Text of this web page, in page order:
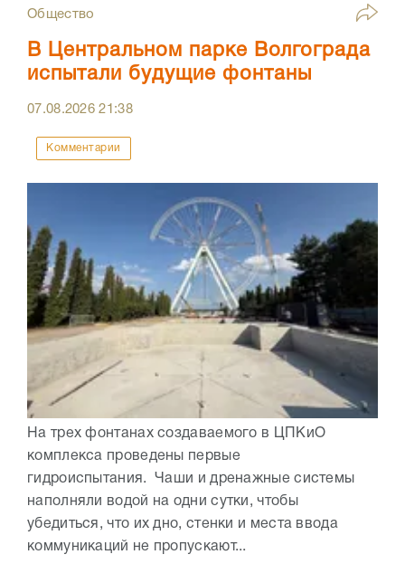
Общество
В Центральном парке Волгограда
испытали будущие фонтаны
07.08.202621:38
Комментарии
На трех фонтанах создаваемого в ЦПКиО
комплекса проведены первые
гидроиспытания. Чаши и дренажные системы
наполняли водой на одни сутки, чтобы
убедиться, что их дно, стенки и места ввода
коммуникаций не пропускают...